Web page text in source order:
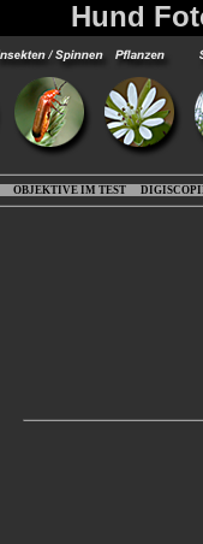
Hund
OBJEKTIVE IM TEST